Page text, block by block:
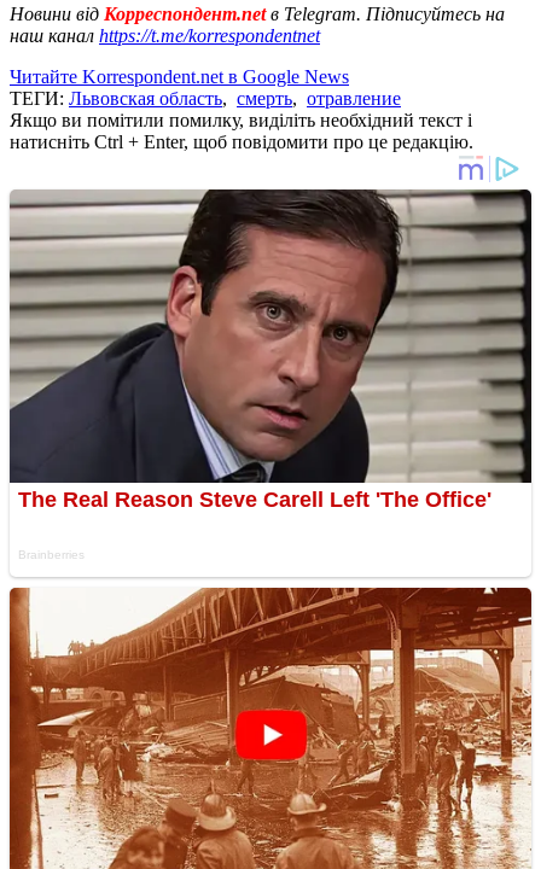
Новини від Корреспондент.netв Telegram. Підписуйтесь на
наш канал https://t.me/korrespondentnet
Читайте Korrespondent.net в Google News
ТЕГИ: Львовская область, смерть, отравление
Якщо ви помітили помилку, виділіть необхідний текст і
натисніть Ctrl + Enter, щоб повідомити про це редакцію.